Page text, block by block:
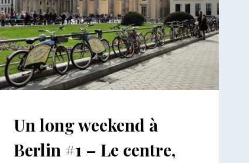
ALLEMAGNE
|
EUROPE
Un long weekend à
Berlin #1 – Le centre,